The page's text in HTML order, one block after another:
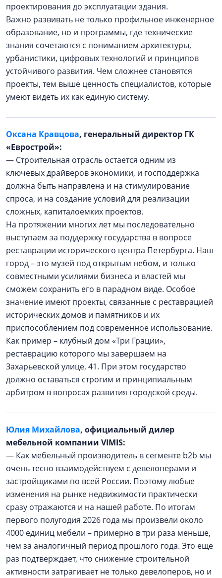
проектирования до эксплуатации здания.
Важно развивать не только профильное инженерное
образование, но и программы, где технические
знания сочетаются с пониманием архитектуры,
урбанистики, цифровых технологий и принципов
устойчивого развития. Чем сложнее становятся
проекты, тем выше ценность специалистов, которые
умеют видеть их как единую систему.
Оксана Кравцова, генеральный директор ГК
«Еврострой»:
— Строительная отрасль остается одним из
ключевых драйверов экономики, и господдержка
должна быть направлена и на стимулирование
спроса, и на создание условий для реализации
сложных, капиталоемких проектов.
На протяжении многих лет мы последовательно
выступаем за поддержку государства в вопросе
реставрации исторического центра Петербурга. Наш
город – это музей под открытым небом, и только
совместными усилиями бизнеса и властей мы
сможем сохранить его в парадном виде. Особое
значение имеют проекты, связанные с реставрацией
исторических домов и памятников и их
приспособлением под современное использование.
Как пример – клубный дом «Три Грации»,
реставрацию которого мы завершаем на
Захарьевской улице, 41. При этом государство
должно оставаться строгим и принципиальным
арбитром в вопросах развития городской среды.
Юлия Михайлова, официальный дилер
мебельной компании VIMIS:
— Как мебельный производитель в сегменте b2b мы
очень тесно взаимодействуем с девелоперами и
застройщиками по всей России. Поэтому любые
изменения на рынке недвижимости практически
сразу отражаются и на нашей работе. По итогам
первого полугодия 2026 года мы произвели около
4000 единиц мебели – примерно в три раза меньше,
чем за аналогичный период прошлого года. Это еще
раз подтверждает, что снижение строительной
активности затрагивает не только девелоперов, но и